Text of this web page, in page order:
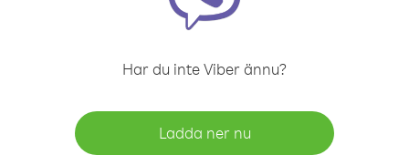
Har du inte Viber ännu?
Ladda ner nu